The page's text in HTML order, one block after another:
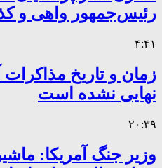
رئیس‌جمهور واهی
۴:۴۱
زمان و تاریخ مذاکرات
نهایی نشده است
۲۰:۳۹
وزیر جنگ آمریکا: